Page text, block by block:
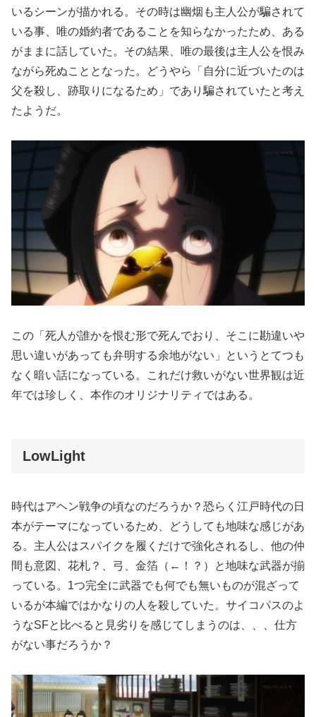
いるシーンが描かれる。その時は幽烟も主人公が騙されて
いる事、唯の婚約者であることを知らなかったため、ある
がままに話していた。その結果、唯の最後は主人公を恨み
ながら死ぬこととなった。どうやら「自分に近づいたのは
父を殺し、跡取りになるため」であり騙されていたと考え
たようだ。
この「死人が誰かを恨む形で死んでおり、そこに勘違いや
思い違いがあっても弁明する余地がない」というとてつも
なく暗い話になっている。これだけ救いがない世界観は近
年では珍しく、本作のオリジナリティではある。
LowLight
時代はアヘン戦争の頃なのだろうか？恐らく江戸時代の日
本がテーマになっているため、どうしても地味な感じがあ
る。主人公はスパイクを履くだけで強化されるし、他の仲
間も意図、花札？、弓、金箔（←！？）と地味な武器が揃
っている。1つ完全に武器でも何でも無いものが混ざって
いるが本編ではかなりの人を殺していた。サイコパスのよ
うなSFと比べると見劣りを感じてしまうのは、、、仕方
がない事だろうか？